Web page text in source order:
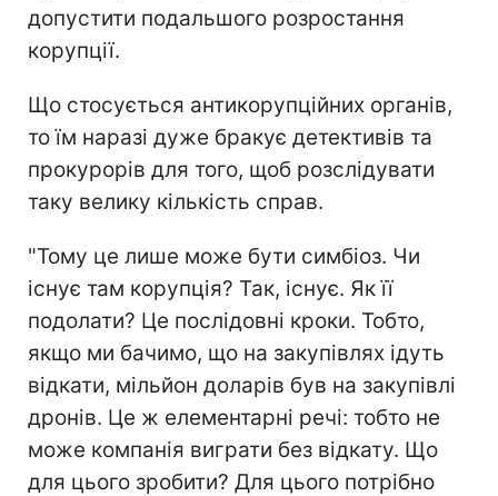
допустити подальшого розростання
корупції.
Що стосується антикорупційних органів,
то їм наразі дуже бракує детективів та
прокурорів для того, щоб розслідувати
таку велику кількість справ.
"Тому це лише може бути симбіоз. Чи
існує там корупція? Так, існує. Як її
подолати? Це послідовні кроки. Тобто,
якщо ми бачимо, що на закупівлях ідуть
відкати, мільйон доларів був на закупівлі
дронів. Це ж елементарні речі: тобто не
може компанія виграти без відкату. Що
для цього зробити? Для цього потрібно